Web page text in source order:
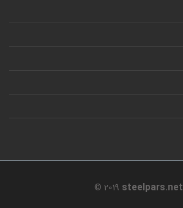
© 2019 steelpars.net